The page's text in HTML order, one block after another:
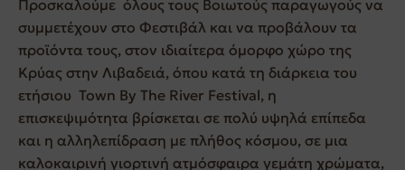
Προσκαλούμε όλους τους Βοιωτούς παραγωγούς να
συμμετέχουν στο Φεστιβάλ και να προβάλουν τα
προϊόντα τους, στον ιδιαίτερα όμορφο χώρο της
Κρύας στην Λιβαδειά, όπου κατά τη διάρκεια του
ετήσιου Town By The River Festival, η
επισκεψιμότητα βρίσκεται σε πολύ υψηλά επίπεδα
και η αλληλεπίδραση με πλήθος κόσμου, σε μια
καλοκαιρινή γιορτινή ατμόσφαιρα γεμάτη χρώματα,